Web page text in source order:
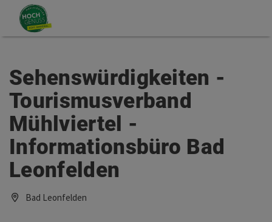
Zum Inhalt
Zum Seitenanfang
Sehenswürdigkeiten -
Tourismusverband
Mühlviertel -
Informationsbüro Bad
Leonfelden
Bad Leonfelden